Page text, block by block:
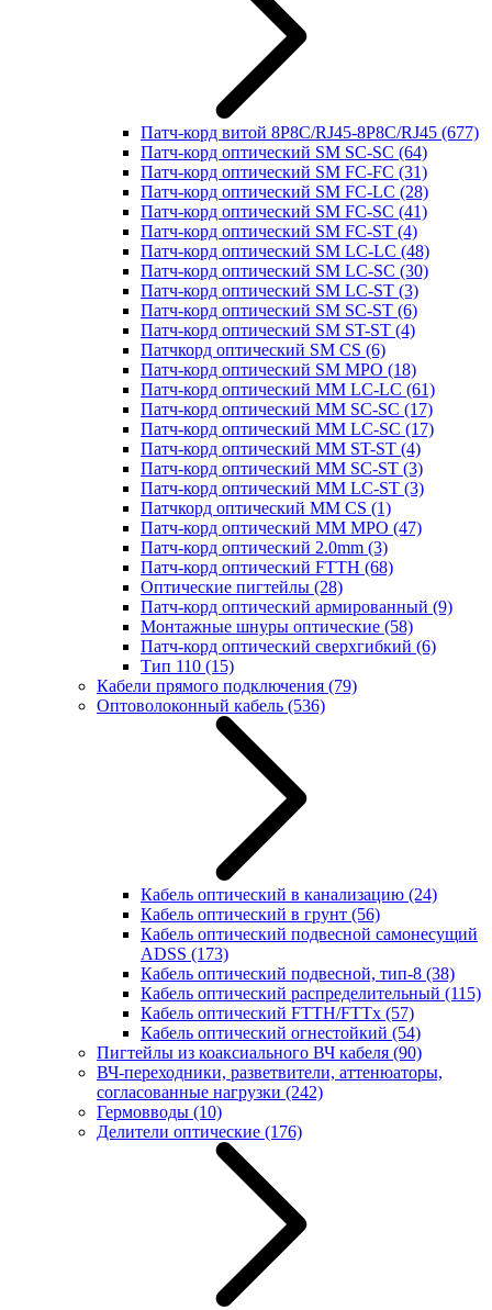
Патч-корд витой 8P8C/RJ45-8P8C/RJ45 (677)
Патч-корд оптический SM SC-SC (64)
Патч-корд оптический SM FC-FC (31)
Патч-корд оптический SM FC-LC (28)
Патч-корд оптический SM FC-SC (41)
Патч-корд оптический SM FC-ST (4)
Патч-корд оптический SM LC-LC (48)
Патч-корд оптический SM LC-SC (30)
Патч-корд оптический SM LC-ST (3)
Патч-корд оптический SM SC-ST (6)
Патч-корд оптический SM ST-ST (4)
Патчкорд оптический SM CS (6)
Патч-корд оптический SM MPO (18)
Патч-корд оптический MM LC-LC (61)
Патч-корд оптический MM SC-SC (17)
Патч-корд оптический MM LC-SC (17)
Патч-корд оптический MM ST-ST (4)
Патч-корд оптический MM SC-ST (3)
Патч-корд оптический MM LC-ST (3)
Патчкорд оптический MM CS (1)
Патч-корд оптический MM MPO (47)
Патч-корд оптический 2.0mm (3)
Патч-корд оптический FTTH (68)
Оптические пигтейлы (28)
Патч-корд оптический армированный (9)
Монтажные шнуры оптические (58)
Патч-корд оптический сверхгибкий (6)
Тип 110 (15)
Кабели прямого подключения (79)
Оптоволоконный кабель (536)
Кабель оптический в канализацию (24)
Кабель оптический в грунт (56)
Кабель оптический подвесной самонесущий
ADSS (173)
Кабель оптический подвесной, тип-8 (38)
Кабель оптический распределительный (115)
Кабель оптический FTTH/FTTx (57)
Кабель оптический огнестойкий (54)
Пигтейлы из коаксиального ВЧ кабеля (90)
ВЧ-переходники, разветвители, аттенюаторы,
согласованные нагрузки (242)
Гермовводы (10)
Делители оптические (176)